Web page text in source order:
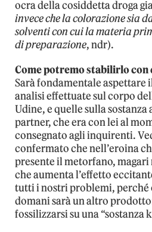
ocra della cosiddetta droga
invece che la colorazione sia
solventi con cui la materia
di preparazione, ndr).
Come potremo stabilirlo con
Sarà fondamentale aspettare
analisi effettuate sul corpo
Udine, e quelle sulla sostanza
partner, che era con lei al
consegnato agli inquirenti.
confermato che nell’eroina
presente il metorfano,
che aumenta l’effetto
tutti i nostri problemi, perché
domani sarà un altro
fossilizzarsi su una “sostanza